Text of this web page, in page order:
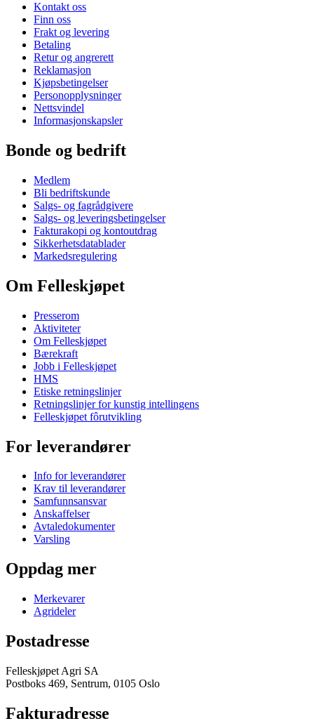
Kontakt oss
Finn oss
Frakt og levering
Betaling
Retur og angrerett
Reklamasjon
Kjøpsbetingelser
Personopplysninger
Nettsvindel
Informasjonskapsler
Bonde og bedrift
Medlem
Bli bedriftskunde
Salgs- og fagrådgivere
Salgs- og leveringsbetingelser
Fakturakopi og kontoutdrag
Sikkerhetsdatablader
Markedsregulering
Om Felleskjøpet
Presserom
Aktiviteter
Om Felleskjøpet
Bærekraft
Jobb i Felleskjøpet
HMS
Etiske retningslinjer
Retningslinjer for kunstig intellingens
Felleskjøpet fôrutvikling
For leverandører
Info for leverandører
Krav til leverandører
Samfunnsansvar
Anskaffelser
Avtaledokumenter
Varsling
Oppdag mer
Merkevarer
Agrideler
Postadresse
Felleskjøpet Agri SA
Postboks 469, Sentrum, 0105 Oslo
Fakturadresse